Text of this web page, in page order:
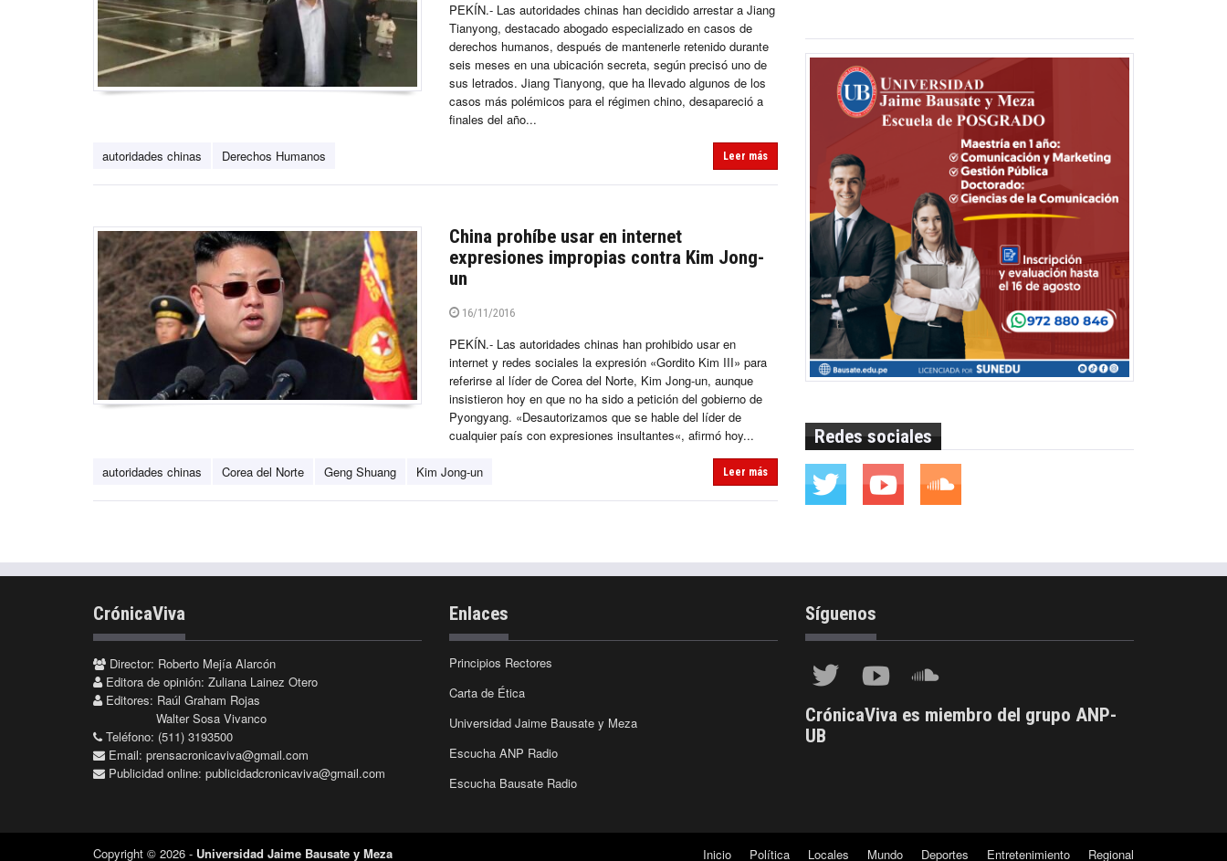
PEKÍN.- Las autoridades chinas han decidido arrestar a Jiang
Tianyong, destacado abogado especializado en casos de
derechos humanos, después de mantenerle retenido durante
seis meses en una ubicación secreta, según precisó uno de
sus letrados. Jiang Tianyong, que ha llevado algunos de los
casos más polémicos para el régimen chino, desapareció a
finales del año...
autoridades chinas Derechos Humanos Leer más
China prohíbe usar en internet
expresiones impropias contra Kim Jong-
un
16/11/2016
PEKÍN.- Las autoridades chinas han prohibido usar en
internet y redes sociales la expresión «Gordito Kim III» para
referirse al líder de Corea del Norte, Kim Jong-un, aunque
insistieron hoy en que no ha sido a petición del gobierno de
Pyongyang. «Desautorizamos que se hable del líder de
cualquier país con expresiones insultantes«, afirmó hoy...
autoridades chinas Corea del Norte Geng Shuang Kim Jong-un Leer más
Redes sociales
CrónicaViva
Director: Roberto Mejía Alarcón
Editora de opinión: Zuliana Lainez Otero
Editores: Raúl Graham Rojas
Walter Sosa Vivanco
Teléfono: (511) 3193500
Email: prensacronicaviva@gmail.com
Publicidad online: publicidadcronicaviva@gmail.com
Enlaces
Principios Rectores
Carta de Ética
Universidad Jaime Bausate y Meza
Escucha ANP Radio
Escucha Bausate Radio
Síguenos
CrónicaViva es miembro del grupo ANP-
UB
Copyright © 2026 - Universidad Jaime Bausate y Meza Inicio Política Locales Mundo Deportes Entretenimiento Regional